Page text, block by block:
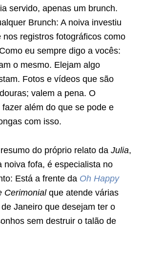
servido, apenas um brunch.
Brunch: A noiva investiu
nos registros fotográficos como
eu sempre digo a vocês:
o mesmo. Elejam algo
Fotos e vídeos que são
valem a pena. O
além do que se pode e
com isso.
do próprio relato da Julia,
noiva fofa, é especialista no
Está a frente da Oh Happy
Cerimonialque atende várias
Janeiro que desejam ter o
sem destruir o talão de